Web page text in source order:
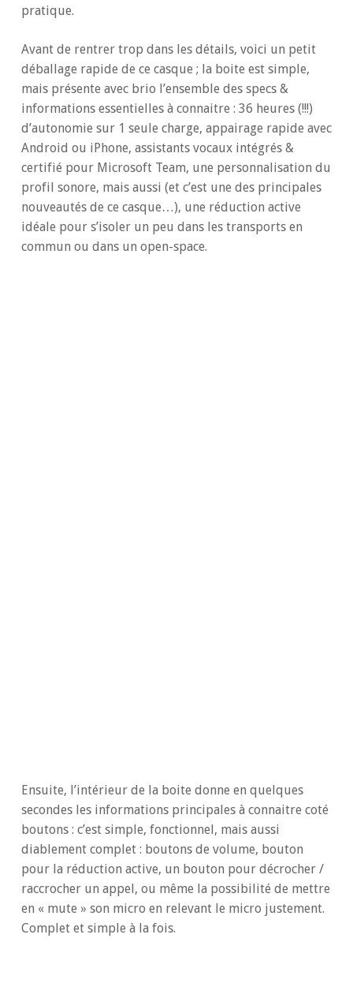
pratique.
Avant de rentrer trop dans les détails, voici un petit
déballage rapide de ce casque ; la boite est simple,
mais présente avec brio l’ensemble des specs &
informations essentielles à connaitre : 36 heures (!!!)
d’autonomie sur 1 seule charge, appairage rapide avec
Android ou iPhone, assistants vocaux intégrés &
certifié pour Microsoft Team, une personnalisation du
profil sonore, mais aussi (et c’est une des principales
nouveautés de ce casque…), une réduction active
idéale pour s’isoler un peu dans les transports en
commun ou dans un open-space.
Ensuite, l’intérieur de la boite donne en quelques
secondes les informations principales à connaitre coté
boutons : c’est simple, fonctionnel, mais aussi
diablement complet : boutons de volume, bouton
pour la réduction active, un bouton pour décrocher /
raccrocher un appel, ou même la possibilité de mettre
en « mute » son micro en relevant le micro justement.
Complet et simple à la fois.